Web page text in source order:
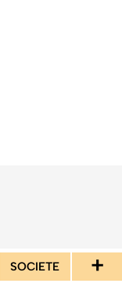
SOCIETE +